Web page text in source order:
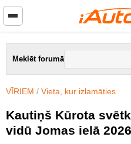
Meklēt forumā
VĪRIEM / Vieta, kur izlamāties
Kautiņš Kūrota
vidū Jomas ielā 2026